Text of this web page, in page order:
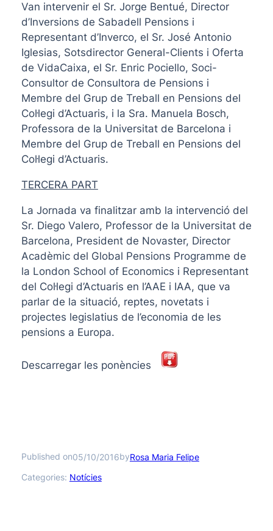
Van intervenir el Sr. Jorge Bentué, Director
d’Inversions de Sabadell Pensions i
Representant d’Inverco, el Sr. José Antonio
Iglesias, Sotsdirector General-Clients i Oferta
de VidaCaixa, el Sr. Enric Pociello, Soci-
Consultor de Consultora de Pensions i
Membre del Grup de Treball en Pensions del
Col·legi d’Actuaris, i la Sra. Manuela Bosch,
Professora de la Universitat de Barcelona i
Membre del Grup de Treball en Pensions del
Col·legi d’Actuaris.
TERCERA PART
La Jornada va finalitzar amb la intervenció del
Sr. Diego Valero, Professor de la Universitat de
Barcelona, President de Novaster, Director
Acadèmic del Global Pensions Programme de
la London School of Economics i Representant
del Col·legi d’Actuaris en l’AAE i IAA, que va
parlar de la situació, reptes, novetats i
projectes legislatius de l’economia de les
pensions a Europa.
Descarregar les ponències
Published on05/10/2016byRosa Maria Felipe
Categories: Notícies